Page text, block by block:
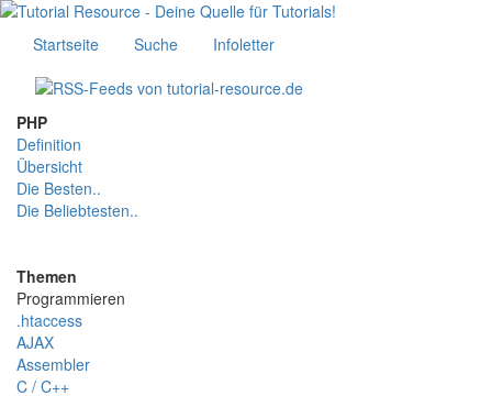
Startseite Suche Infoletter
PHP
Definition
Übersicht
Die Besten..
Die Beliebtesten..
Themen
Programmieren
.htaccess
AJAX
Assembler
C / C++